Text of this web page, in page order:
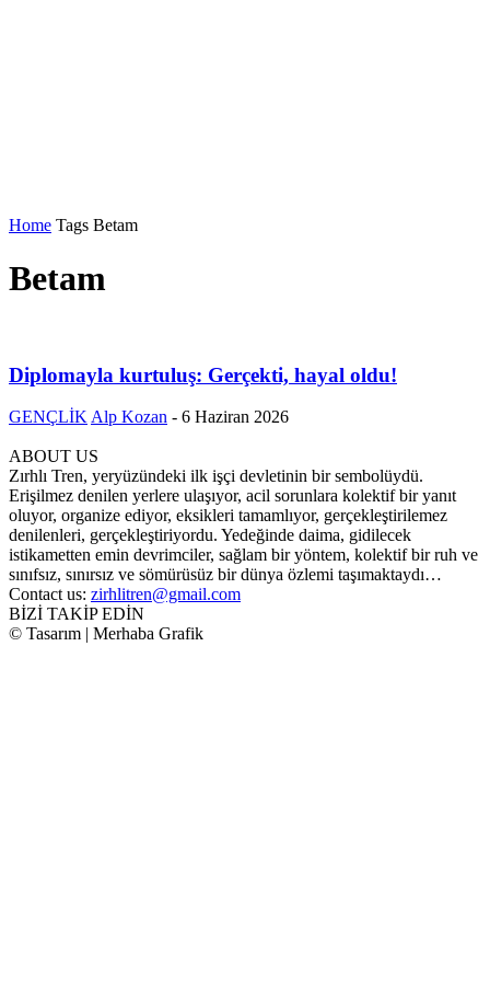
Home Tags Betam
Betam
Diplomayla kurtuluş: Gerçekti, hayal oldu!
GENÇLİK Alp Kozan - 6 Haziran 2026
ABOUT US
Zırhlı Tren, yeryüzündeki ilk işçi devletinin bir sembolüydü.
Erişilmez denilen yerlere ulaşıyor, acil sorunlara kolektif bir yanıt
oluyor, organize ediyor, eksikleri tamamlıyor, gerçekleştirilemez
denilenleri, gerçekleştiriyordu. Yedeğinde daima, gidilecek
istikametten emin devrimciler, sağlam bir yöntem, kolektif bir ruh ve
sınıfsız, sınırsız ve sömürüsüz bir dünya özlemi taşımaktaydı…
Contact us: zirhlitren@gmail.com
BİZİ TAKİP EDİN
© Tasarım | Merhaba Grafik